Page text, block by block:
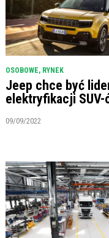
OSOBOWE, RYNEK
Jeep chce być
elektryfikacji SUV-
09/09/2022